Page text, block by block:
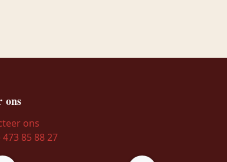
ons
ons
473 85 88 27